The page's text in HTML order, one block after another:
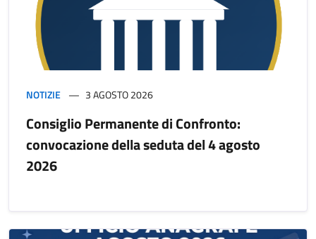
NOTIZIE 3 AGOSTO 2026
Consiglio Permanente di Confronto:
convocazione della seduta del 4 agosto
2026